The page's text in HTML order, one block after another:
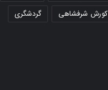
کورش شرفشاهی گردشگری